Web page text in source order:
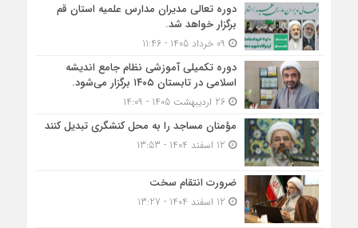
دوره تعالی مدیران مدارس علمیه استان قم
برگزار خواهد شد.
دوره تکمیلی آموزشی نظام جامع اندیشه
اسلامی در تابستان ۱۴۰۵ برگزار می‌شود.
26 اردیبهشت 1405 - 14:09
مؤمنان مساجد را به محل کنشگری تبدیل کنند
ضرورت انتقام سخت